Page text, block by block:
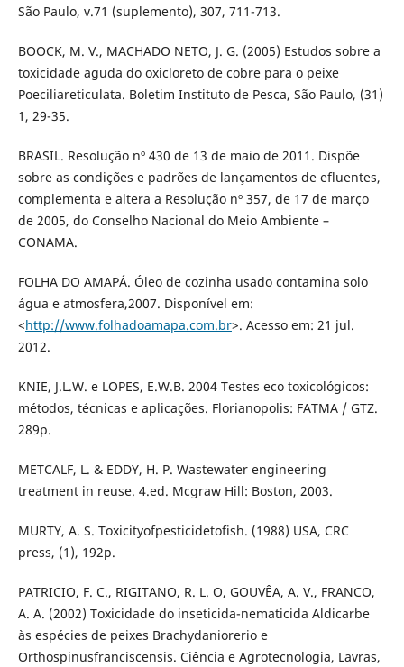
São Paulo, v.71 (suplemento), 307, 711-713.
BOOCK, M. V., MACHADO NETO, J. G. (2005) Estudos sobre a
toxicidade aguda do oxicloreto de cobre para o peixe
Poeciliareticulata. Boletim Instituto de Pesca, São Paulo, (31)
1, 29-35.
BRASIL. Resolução nº 430 de 13 de maio de 2011. Dispõe
sobre as condições e padrões de lançamentos de efluentes,
complementa e altera a Resolução nº 357, de 17 de março
de 2005, do Conselho Nacional do Meio Ambiente –
CONAMA.
FOLHA DO AMAPÁ. Óleo de cozinha usado contamina solo
água e atmosfera,2007. Disponível em:
<http://www.folhadoamapa.com.br>. Acesso em: 21 jul.
2012.
KNIE, J.L.W. e LOPES, E.W.B. 2004 Testes eco toxicológicos:
métodos, técnicas e aplicações. Florianopolis: FATMA / GTZ.
289p.
METCALF, L. & EDDY, H. P. Wastewater engineering
treatment in reuse. 4.ed. Mcgraw Hill: Boston, 2003.
MURTY, A. S. Toxicityofpesticidetofish. (1988) USA, CRC
press, (1), 192p.
PATRICIO, F. C., RIGITANO, R. L. O, GOUVÊA, A. V., FRANCO,
A. A. (2002) Toxicidade do inseticida-nematicida Aldicarbe
às espécies de peixes Brachydaniorerio e
Orthospinusfranciscensis. Ciência e Agrotecnologia, Lavras,